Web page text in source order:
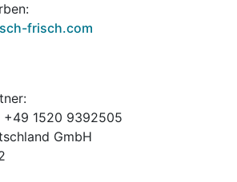
frisch.com
+49 1520 9392505
GmbH